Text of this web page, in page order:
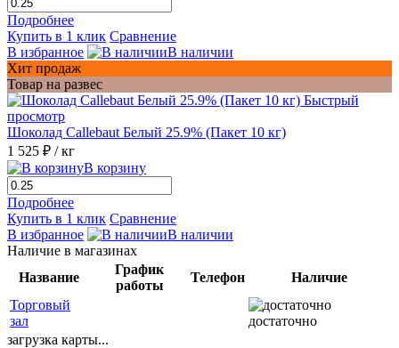
Подробнее
Купить в 1 клик Сравнение
В избранное
В наличии
Хит продаж
Товар на развес
Быстрый
просмотр
Шоколад Callebaut Белый 25.9% (Пакет 10 кг)
1 525 ₽ / кг
В корзину
Подробнее
Купить в 1 клик Сравнение
В избранное
В наличии
Наличие в магазинах
Название
График
работы
Телефон
Наличие
Торговый
зал
достаточно
загрузка карты...